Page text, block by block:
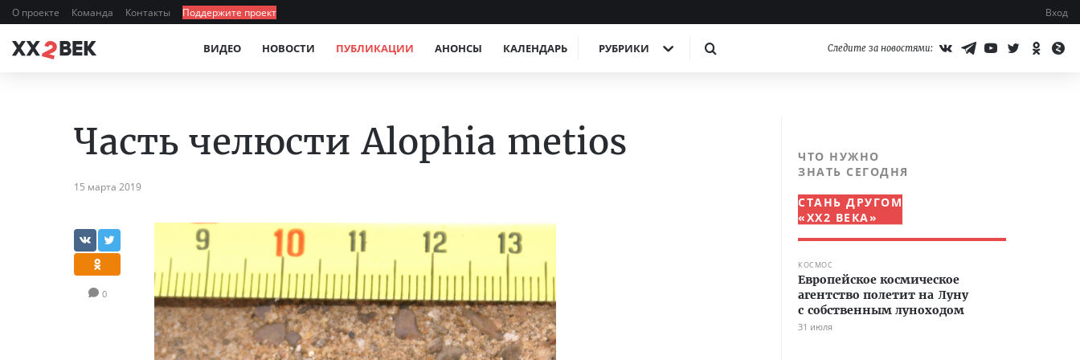
О проекте Команда Контакты Поддержите проект Вход
ВИДЕО НОВОСТИ ПУБЛИКАЦИИ АНОНСЫ КАЛЕНДАРЬ РУБРИКИ Следите за новостями:
Часть челюсти Alophia metios
15 марта 2019
0
ЧТО НУЖНО
ЗНАТЬ СЕГОДНЯ
СТАНЬ ДРУГОМ
«XX2 ВЕКА»
КОСМОС
Европейское космическое
агентство полетит на Луну
с собственным луноходом
31 июля